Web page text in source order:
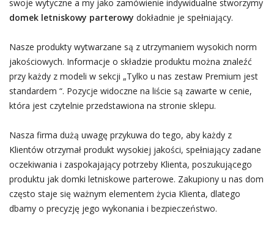
swoje wytyczne a my jako zamówienie indywidualne stworzymy
domek letniskowy parterowy dokładnie je spełniający.
Nasze produkty wytwarzane są z utrzymaniem wysokich norm
jakościowych. Informacje o składzie produktu można znaleźć
przy każdy z modeli w sekcji „Tylko u nas zestaw Premium jest
standardem “. Pozycje widoczne na liście są zawarte w cenie,
która jest czytelnie przedstawiona na stronie sklepu.
Nasza firma dużą uwagę przykuwa do tego, aby każdy z
Klientów otrzymał produkt wysokiej jakości, spełniający zadane
oczekiwania i zaspokajający potrzeby Klienta, poszukującego
produktu jak domki letniskowe parterowe. Zakupiony u nas dom
często staje się ważnym elementem życia Klienta, dlatego
dbamy o precyzję jego wykonania i bezpieczeństwo.